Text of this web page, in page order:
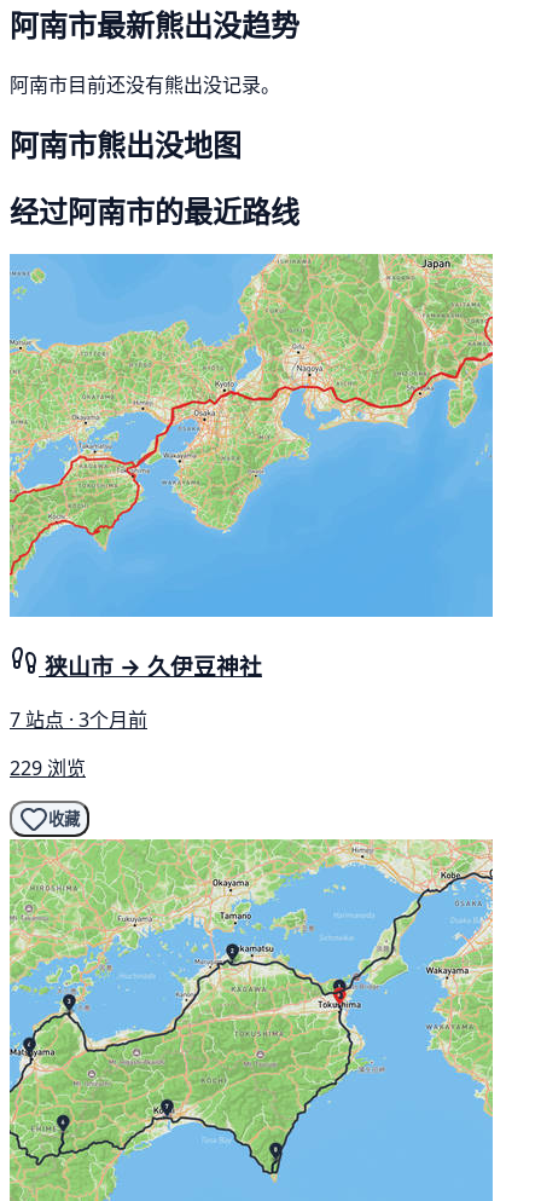
阿南市最新熊出没趋势
阿南市目前还没有熊出没记录。
阿南市熊出没地图
经过阿南市的最近路线
狭山市 → 久伊豆神社
7 站点 · 3个月前
229 浏览
收藏